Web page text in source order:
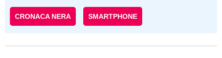
CRONACA NERA SMARTPHONE